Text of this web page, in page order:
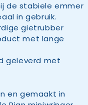
de stabiele emmer
in gebruik.
gietrubber
met lange
geleverd met
en gemaakt in